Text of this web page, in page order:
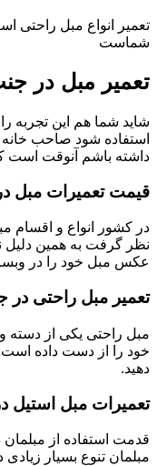
تعمیر انواع مبل
شماست
تعمیر مبل در
شاید شما هم این تجربه
استفاده شود صاحب
داشته باشم آنوقت است که
قیمت تعمیرات مبل
در کشور انواع و اقسام
نظر گرفت به همین دلیل
عکس مبل خود را در
تعمیر مبل راحتی
مبل راحتی یکی از دسته
خود را از دست داده است
دهید.
تعمیرات مبل استیل
قدمت استفاده از
مبلمان تنوع بسیار